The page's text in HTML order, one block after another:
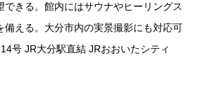
できる。館内にはサウナやヒーリングス
備える。大分市内の実景撮影にも対応可
号 JR大分駅直結 JRおおいたシティ